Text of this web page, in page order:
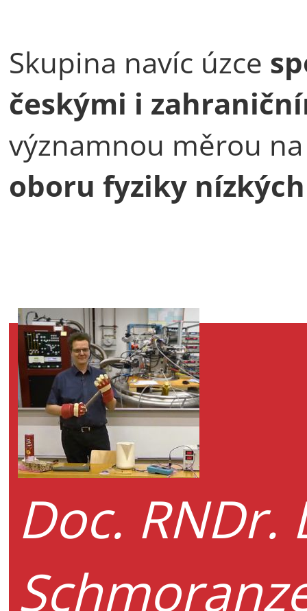
Skupina navíc úzce
českými i
významnou měrou
oboru fyziky
Doc. RNDr.